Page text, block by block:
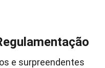
e surpreendentes